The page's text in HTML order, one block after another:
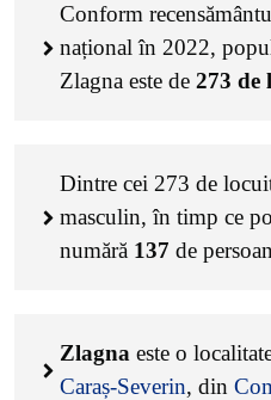
Conform
național în 2022,
Zlagna este de 273 de
Dintre cei 273 de
masculin, în timp ce
numără 137 de
Zlagna este o
Caraș-Severin, din